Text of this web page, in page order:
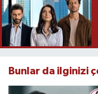
Bunlar da ilginizi